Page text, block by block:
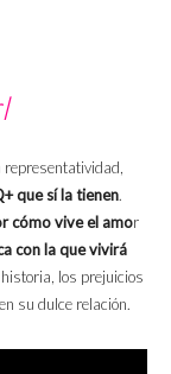
representatividad,
que sí la tienen.
cómo vive el amor
con la que vivirá
historia, los prejuicios
su dulce relación.